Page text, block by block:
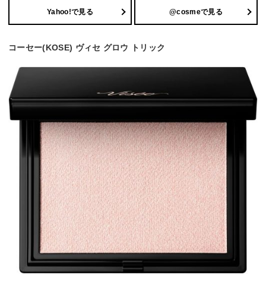
Yahoo!で見る @cosmeで見る
コーセー(KOSE) ヴィセ グロウ トリック